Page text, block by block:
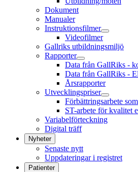
Dokument
Manualer
Instruktionsfilmer
Videofilmer
Gallriks utbildningsmiljö
Rapporter
Data från GallRiks -
Data från GallRiks -
Årsrapporter
Utvecklingspriser
Förbättringsarbete
ST-arbete för kvalitet
Variabelförteckning
Digital träff
Nyheter
Senaste nytt
Uppdateringar i registret
Patienter